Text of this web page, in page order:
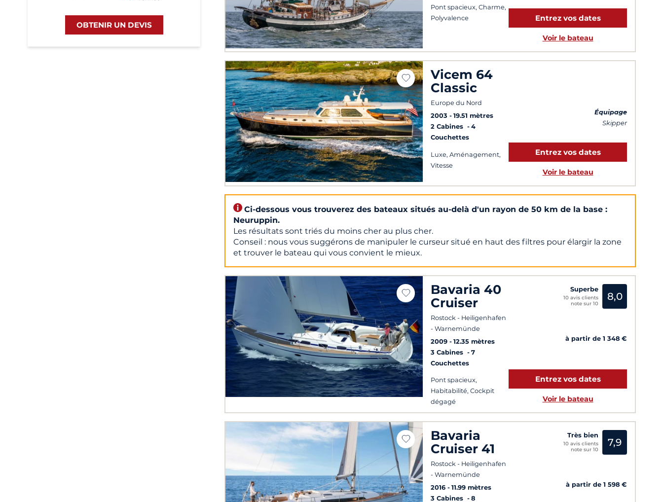
OBTENIR UN DEVIS
Pont spacieux, Charme,
Polyvalence
Entrez vos dates
Voir le bateau
Vicem 64
Classic
Europe du Nord
2003
19.51 mètres
2 Cabines
4
Couchettes
Luxe, Aménagement,
Vitesse
Équipage
Skipper
Entrez vos dates
Voir le bateau
Ci-dessous vous trouverez des bateaux situés au-delà d'un rayon de 50 km de la base :
Neuruppin.
Les résultats sont triés du moins cher au plus cher.
Conseil : nous vous suggérons de manipuler le curseur situé en haut des filtres pour élargir la zone
et trouver le bateau qui vous convient le mieux.
Bavaria 40
Cruiser
Rostock - Heiligenhafen
- Warnemünde
2009
12.35 mètres
3 Cabines
7
Couchettes
Pont spacieux,
Habitabilité, Cockpit
dégagé
Superbe
10 avis clients
note sur 10
8,0
à partir de 1 348 €
Entrez vos dates
Voir le bateau
Bavaria
Cruiser 41
Rostock - Heiligenhafen
- Warnemünde
2016
11.99 mètres
3 Cabines
8
Très bien
10 avis clients
note sur 10
7,9
à partir de 1 598 €